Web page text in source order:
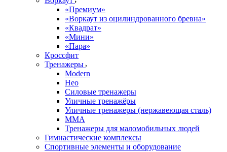
«Премиум»
«Воркаут из оцилиндрованного бревна»
«Квадрат»
«Мини»
«Пара»
Кроссфит
Тренажеры
Modern
Нео
Силовые тренажеры
Уличные тренажёры
Уличные тренажеры (нержавеющая сталь)
ММА
Тренажеры для маломобильных людей
Гимнастические комплексы
Спортивные элементы и оборудование